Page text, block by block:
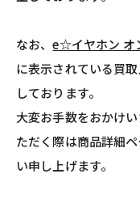
なお、e☆イヤホン オ
に表示されている買
しております。
大変お手数をおかけ
ただく際は商品詳細
い申し上げます。